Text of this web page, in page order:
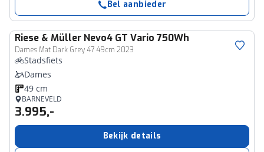
Bel aanbieder
Riese & Müller Nevo4 GT Vario 750Wh
Dames Mat Dark Grey 47 49cm 2023
Stadsfiets
Dames
49 cm
BARNEVELD
3.995,-
Bekijk details